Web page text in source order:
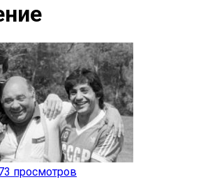
просмотров